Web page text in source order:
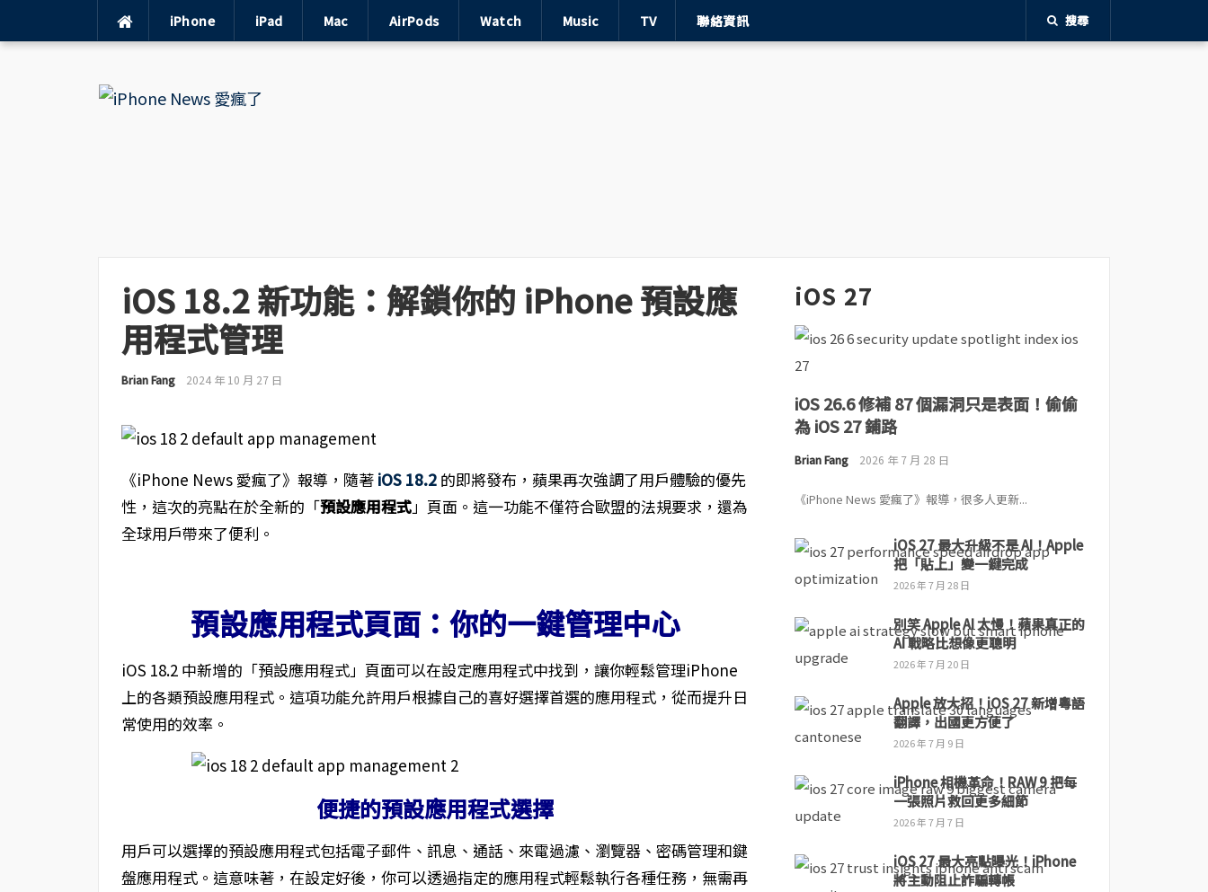
iPhone iPad Mac AirPods Watch Music TV 聯絡資訊 搜尋
iOS 18.2 新功能：解鎖你的 iPhone 預設應
用程式管理
Brian Fang 2024 年 10 月 27 日
《iPhone News 愛瘋了》報導，隨著 iOS 18.2的即將發布，蘋果再次強調了用戶體驗的優先
性，這次的亮點在於全新的「預設應用程式」頁面。這一功能不僅符合歐盟的法規要求，還為
全球用戶帶來了便利。
預設應用程式頁面：你的一鍵管理中心
iOS 18.2 中新增的「預設應用程式」頁面可以在設定應用程式中找到，讓你輕鬆管理iPhone
上的各類預設應用程式。這項功能允許用戶根據自己的喜好選擇首選的應用程式，從而提升日
常使用的效率。
便捷的預設應用程式選擇
用戶可以選擇的預設應用程式包括電子郵件、訊息、通話、來電過濾、瀏覽器、密碼管理和鍵
盤應用程式。這意味著，在設定好後，你可以透過指定的應用程式輕鬆執行各種任務，無需再
iOS 27
iOS 26.6 修補 87 個漏洞只是表面！偷偷
為 iOS 27 鋪路
Brian Fang 2026 年 7 月 28 日
《iPhone News 愛瘋了》報導，很多人更新...
iOS 27 最大升級不是 AI！Apple
把「貼上」變一鍵完成
2026 年 7 月 28 日
別笑 Apple AI 太慢！蘋果真正的
AI 戰略比想像更聰明
2026 年 7 月 20 日
Apple 放大招！iOS 27 新增粵語
翻譯，出國更方便了
2026 年 7 月 9 日
iPhone 相機革命！RAW 9 把每
一張照片救回更多細節
2026 年 7 月 7 日
iOS 27 最大亮點曝光！iPhone
將主動阻止詐騙轉帳